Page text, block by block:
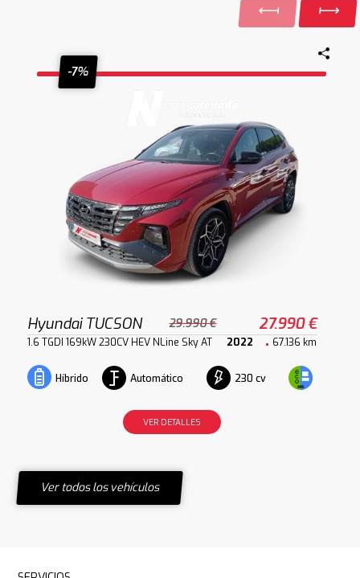
-7%
Hyundai TUCSON 29.990 € 27.990 €
1.6 TGDI 169kW 230CV HEV NLine Sky AT 2022 67.136 km
Híbrido Automático 230 cv
VER DETALLES
Ver todos los vehículos